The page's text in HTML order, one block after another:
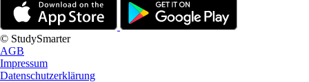
© StudySmarter
AGB
Impressum
Datenschutzerklärung